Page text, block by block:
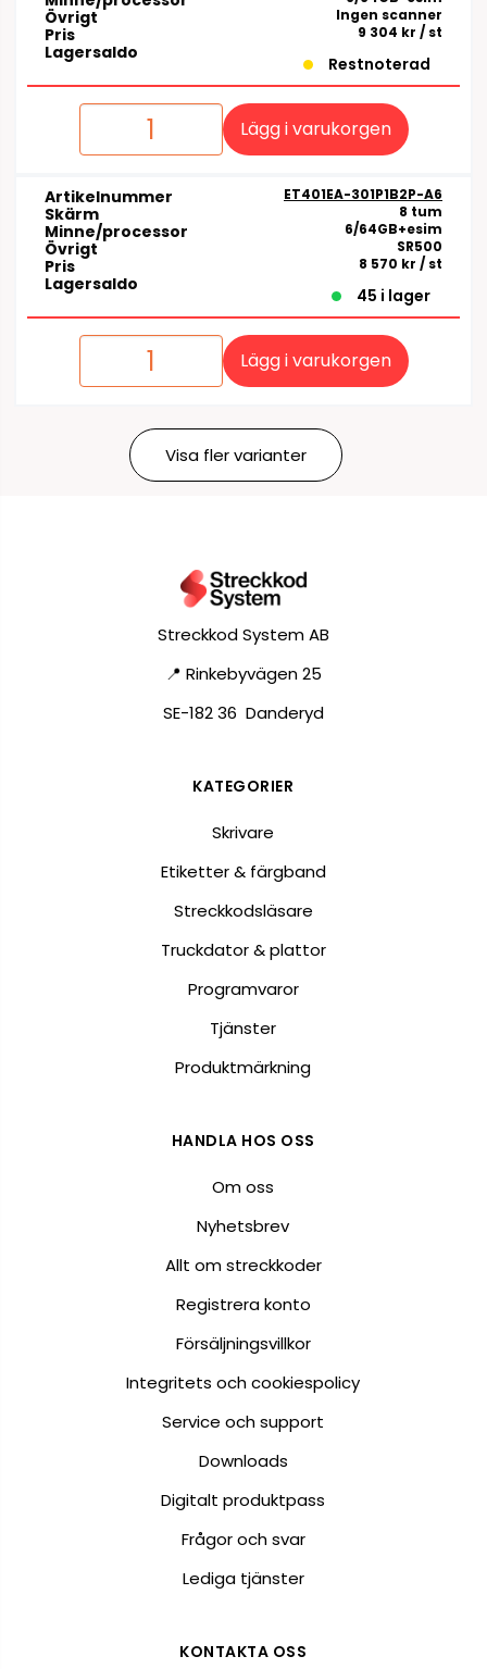
Övrigt Ingen scanner
Pris 9 304 kr / st
Lagersaldo
Restnoterad
Lägg i varukorgen
Artikelnummer ET401EA-301P1B2P-A6
Skärm 8 tum
Minne/processor 6/64GB+esim
Övrigt SR500
Pris 8 570 kr / st
Lagersaldo
45 i lager
Lägg i varukorgen
Visa fler varianter
Streckkod System AB
📍 Rinkebyvägen 25
SE-182 36 Danderyd
KATEGORIER
Skrivare
Etiketter & färgband
Streckkodsläsare
Truckdator & plattor
Programvaror
Tjänster
Produktmärkning
HANDLA HOS OSS
Om oss
Nyhetsbrev
Allt om streckkoder
Registrera konto
Försäljningsvillkor
Integritets och cookiespolicy
Service och support
Downloads
Digitalt produktpass
Frågor och svar
Lediga tjänster
KONTAKTA OSS